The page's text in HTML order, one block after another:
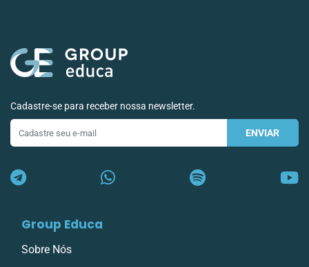
Cadastre-se para receber nossa newsletter.
ENVIAR
Group Educa
Sobre Nós